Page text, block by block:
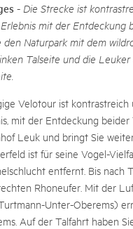
- Die Strecke ist
mit der Entdeckung
den Naturpark mit dem
Talseite und die Leuker
Velotour ist
mit der Entdeckung beider
Leuk und bringt Sie
ist für seine Vogel-
entfernt. Bis nach
Rhoneufer. Mit der
Unter-Oberems)
Auf der Talfahrt haben